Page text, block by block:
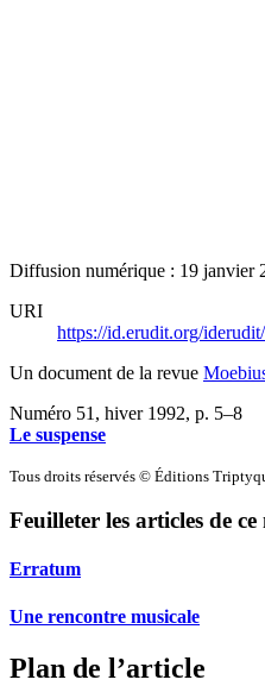
Diffusion numérique : 19 janvier
URI
https://id.erudit.org/
Un document de la revue
Numéro 51, hiver 1992, p. 5–8
Le suspense
Tous droits réservés © Éditions
Feuilleter les articles de
Erratum
Une rencontre musicale
Plan de l’article